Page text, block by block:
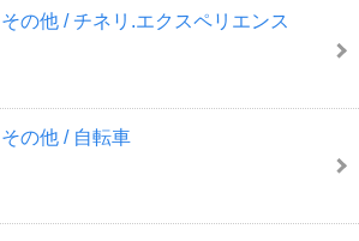
その他 / チネリ.エクスペリエンス
その他 / 自転車